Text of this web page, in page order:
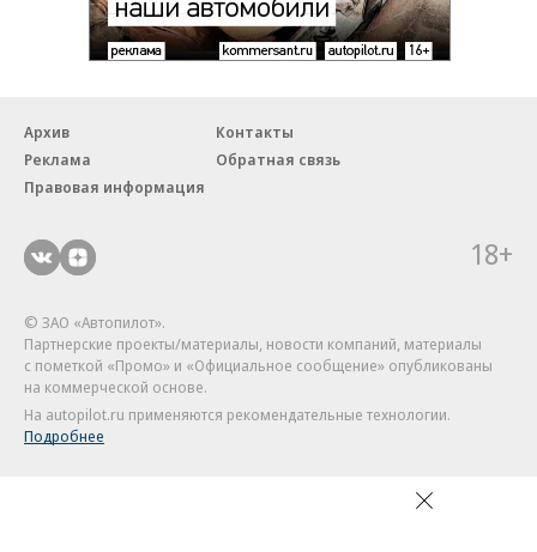
Архив
Контакты
Реклама
Обратная связь
Правовая информация
18+
© ЗАО «Автопилот».
Партнерские проекты/материалы, новости компаний, материалы
с пометкой «Промо» и «Официальное сообщение» опубликованы
на коммерческой основе.
На autopilot.ru применяются рекомендательные технологии.
Подробнее